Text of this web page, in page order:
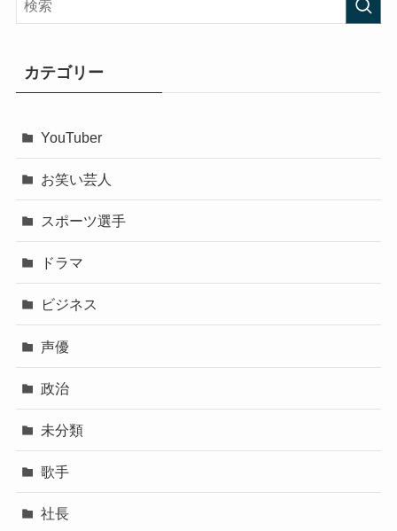
カテゴリー
YouTuber
お笑い芸人
スポーツ選手
ドラマ
ビジネス
声優
政治
未分類
歌手
社長